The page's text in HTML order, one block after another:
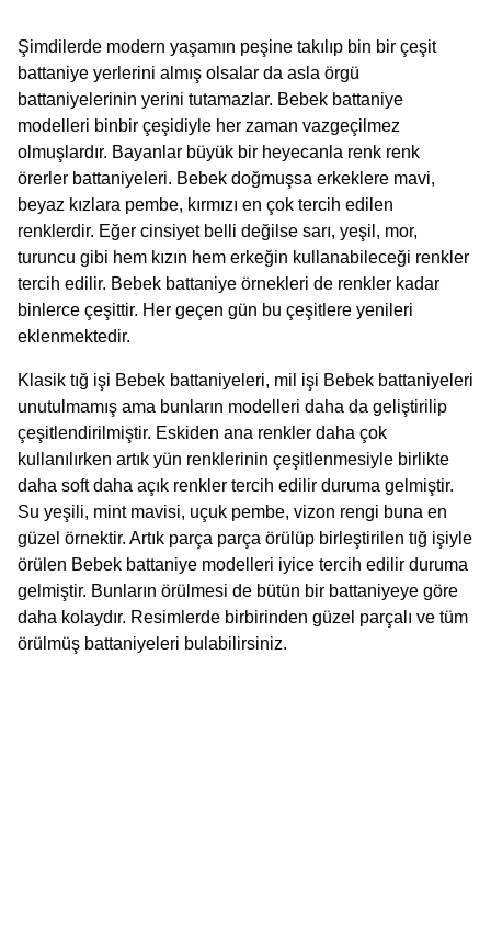
Şimdilerde modern yaşamın peşine takılıp bin bir çeşit
battaniye yerlerini almış olsalar da asla örgü
battaniyelerinin yerini tutamazlar. Bebek battaniye
modelleri binbir çeşidiyle her zaman vazgeçilmez
olmuşlardır. Bayanlar büyük bir heyecanla renk renk
örerler battaniyeleri. Bebek doğmuşsa erkeklere mavi,
beyaz kızlara pembe, kırmızı en çok tercih edilen
renklerdir. Eğer cinsiyet belli değilse sarı, yeşil, mor,
turuncu gibi hem kızın hem erkeğin kullanabileceği renkler
tercih edilir. Bebek battaniye örnekleri de renkler kadar
binlerce çeşittir. Her geçen gün bu çeşitlere yenileri
eklenmektedir.
Klasik tığ işi Bebek battaniyeleri, mil işi Bebek battaniyeleri
unutulmamış ama bunların modelleri daha da geliştirilip
çeşitlendirilmiştir. Eskiden ana renkler daha çok
kullanılırken artık yün renklerinin çeşitlenmesiyle birlikte
daha soft daha açık renkler tercih edilir duruma gelmiştir.
Su yeşili, mint mavisi, uçuk pembe, vizon rengi buna en
güzel örnektir. Artık parça parça örülüp birleştirilen tığ işiyle
örülen Bebek battaniye modelleri iyice tercih edilir duruma
gelmiştir. Bunların örülmesi de bütün bir battaniyeye göre
daha kolaydır. Resimlerde birbirinden güzel parçalı ve tüm
örülmüş battaniyeleri bulabilirsiniz.